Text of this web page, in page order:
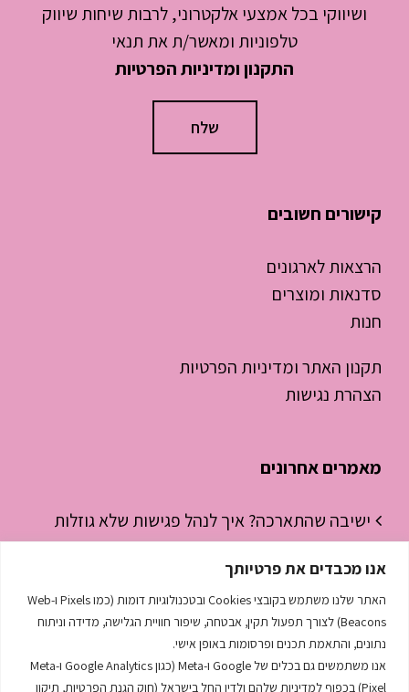
אנו מכבדים את פרטיותך
האתר שלנו משתמש בקובצי Cookies ובטכנולוגיות דומות (כמו Pixels ו-Web
Beacons) לצורך תפעול תקין, אבטחה, שיפור חוויית הגלישה, מדידה וניתוח
נתונים, והתאמת תכנים ופרסומות באופן אישי.
אנו משתמשים גם בכלים של Google ו-Meta (כגון Google Analytics ו-Meta
Pixel) בכפוף למדיניות שלהם ולדין החל בישראל (חוק הגנת הפרטיות, תיקון
ושיווקי בכל אמצעי אלקטרוני, לרבות שיחות שיווק
טלפוניות ומאשר/ת את תנאי
התקנון ומדיניות הפרטיות
קישורים חשובים
הרצאות לארגונים
סדנאות ומוצרים
חנות
תקנון האתר ומדיניות הפרטיות
הצהרת נגישות
מאמרים אחרונים
ישיבה שהתארכה? איך לנהל פגישות שלא גוזלות
חצי יום עבודה
ניהול זמן לסטודנטים – איך להפסיק “לכבות
שריפות” ולהתחיל לנהל את היום
השפה הסודית שמנהלת לך את העסק